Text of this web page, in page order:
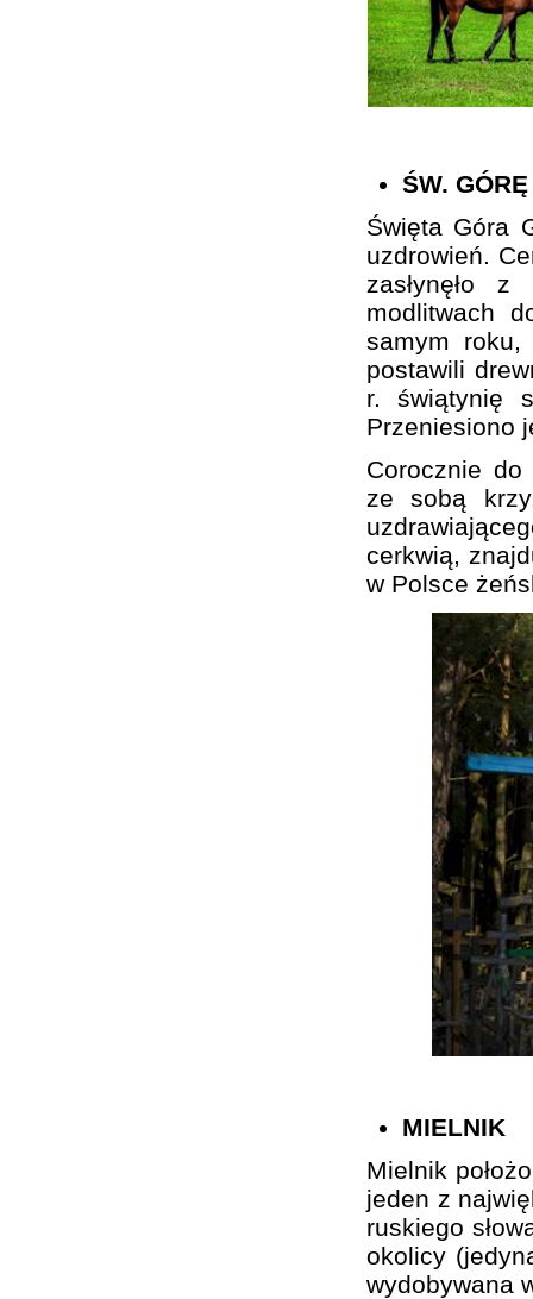
ŚW.
Święta Góra
uzdrowień.
zasłynęło
modlitwach
samym roku,
postawili
r. świątynię
Przeniesiono
Corocznie
ze sobą
cerkwią,
w Polsce
MIELNIK
Mielnik
jeden z
ruskiego
okolicy
wydobywana